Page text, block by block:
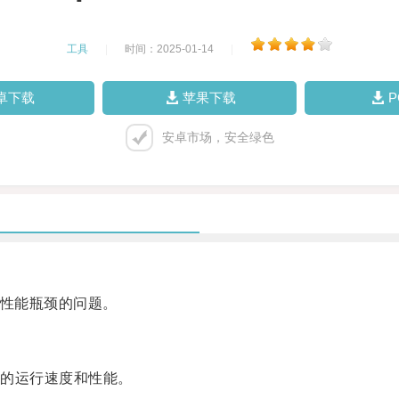
工具 时间：2025-01-14
下载 苹果下载
安卓市场，安全绿色
瓶颈的问题。
行速度和性能。